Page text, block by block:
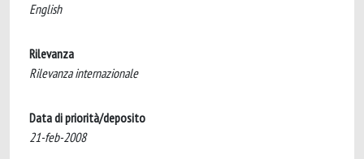
English
Rilevanza
Rilevanza internazionale
Data di priorità/deposito
21-feb-2008